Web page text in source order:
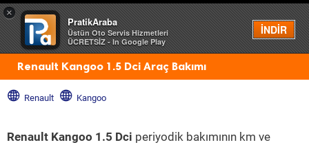
×
PratikAraba
Üstün Oto Servis Hizmetleri
ÜCRETSİZ - In Google Play
İNDİR
Menü
Renault Kangoo 1.5 Dci Araç Bakımı
Renault Kangoo
Renault Kangoo 1.5 Dci periyodik bakımının km ve